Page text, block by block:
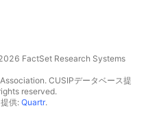
FactSet Research Systems
CUSIPデータベース提
reserved.
供: Quartr.